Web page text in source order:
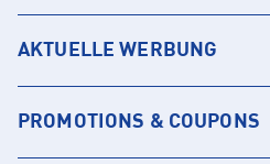
AKTUELLE WERBUNG
PROMOTIONS & COUPONS